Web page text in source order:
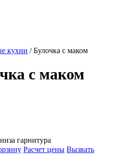
кухни / Булочка с маком
с маком
гарнитура
Расчет цены Вызвать